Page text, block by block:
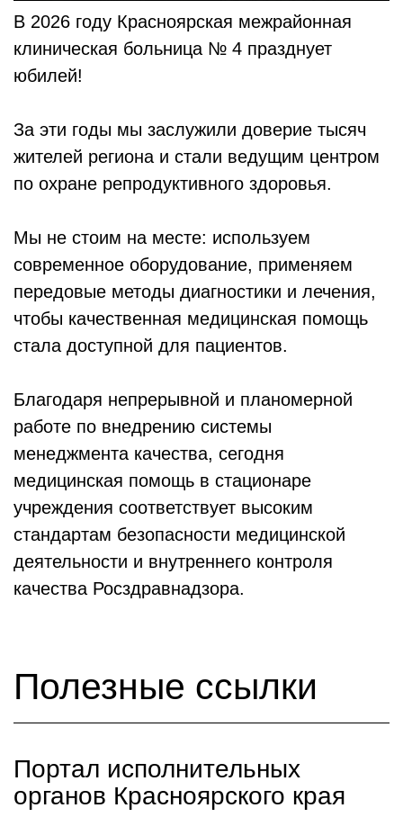
В 2026 году Красноярская межрайонная
клиническая больница № 4 празднует
юбилей!
За эти годы мы заслужили доверие тысяч
жителей региона и стали ведущим центром
по охране репродуктивного здоровья.
Мы не стоим на месте: используем
современное оборудование, применяем
передовые методы диагностики и лечения,
чтобы качественная медицинская помощь
стала доступной для пациентов.
Благодаря непрерывной и планомерной
работе по внедрению системы
менеджмента качества, сегодня
медицинская помощь в стационаре
учреждения соответствует высоким
стандартам безопасности медицинской
деятельности и внутреннего контроля
качества Росздравнадзора.
Полезные ссылки
Портал исполнительных
органов Красноярского края